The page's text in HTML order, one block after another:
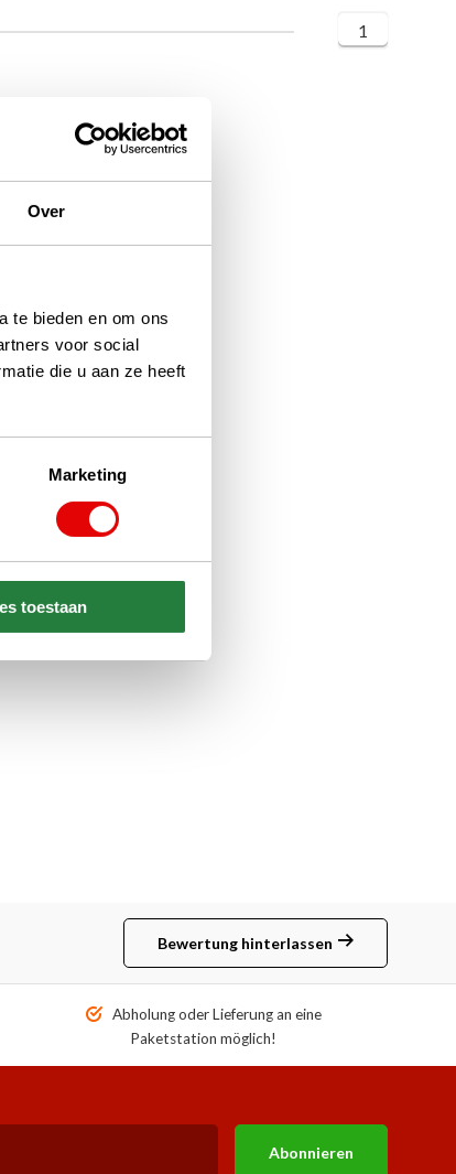
Over
te bieden en om ons
voor social
die u aan ze heeft
Marketing
toestaan
1
Bewertung hinterlassen
Abholung oder Lieferung an eine
Paketstation möglich!
Abonnieren